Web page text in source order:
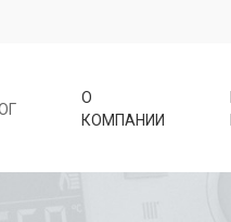
О
КОМПАНИИ